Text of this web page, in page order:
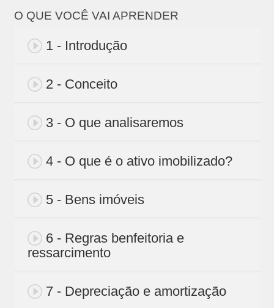
O QUE VOCÊ VAI APRENDER
1 - Introdução
2 - Conceito
3 - O que analisaremos
4 - O que é o ativo imobilizado?
5 - Bens imóveis
6 - Regras benfeitoria e
ressarcimento
7 - Depreciação e amortização